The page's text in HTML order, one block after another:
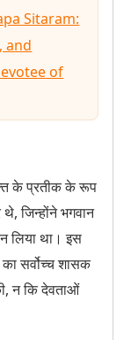
of Kainchi
to
Devotee
Rama
Sitaram:
and
of
के प्रतीक के रूप
जिन्होंने भगवान
लिया था। इस
सर्वोच्च शासक
न कि देवताओं